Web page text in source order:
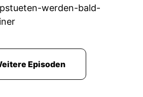
werden-bald-
Episoden